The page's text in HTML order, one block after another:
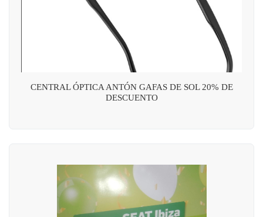
CENTRAL ÓPTICA ANTÓN GAFAS DE SOL 20% DE
DESCUENTO